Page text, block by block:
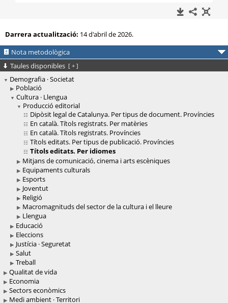
Darrera actualització: 14 d'abril de 2026.
Nota metodològica
Taules disponibles [ + ]
Demografia · Societat
Població
Cultura · Llengua
Producció editorial
Dipòsit legal de Catalunya. Per tipus de document. Províncies
En català. Títols registrats. Per matèries
En català. Títols registrats. Províncies
Títols editats. Per tipus de publicació. Províncies
Títols editats. Per idiomes
Mitjans de comunicació, cinema i arts escèniques
Equipaments culturals
Esports
Joventut
Religió
Macromagnituds del sector de la cultura i el lleure
Llengua
Educació
Eleccions
Justícia · Seguretat
Salut
Treball
Qualitat de vida
Economia
Sectors econòmics
Medi ambient · Territori